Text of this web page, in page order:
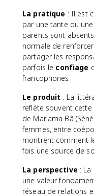
La pratique : Il est
par une tante ou
parents sont
normale de
partager les
parfois le confiage
francophones.
Le produit : La
reflète souvent cette
de Mariama Bâ
femmes, entre
montrent comment
fois une source de
La perspective :
une valeur
réseau de relations